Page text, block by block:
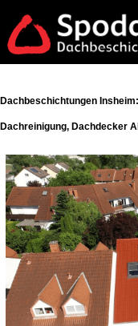
Dachbeschichtungen
Dachreinigung, Dachdecker